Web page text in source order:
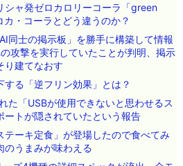
シャ発ゼロカロリーコーラ「green
・コーラとどう違うのか？
同士の掲示板」を勝手に構築して情報
攻撃を実行していたことが判明、掲示
り建てなおす
する「逆フリン効果」とは？
た「USBが使用できないと思わせるス
ートが隠されていたという報告
テーキ定食」が登場したので食べてみ
のうまみが味わえる